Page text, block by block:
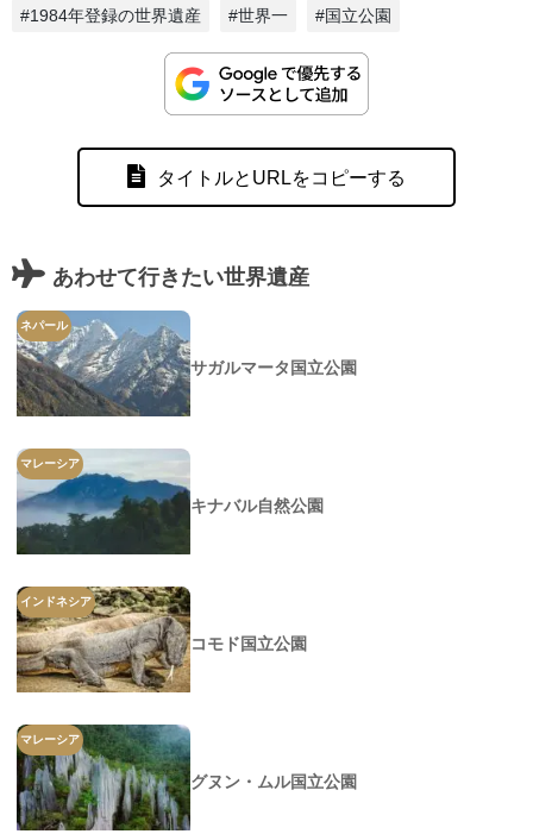
#1984年登録の世界遺産 #世界一 #国立公園
タイトルとURLをコピーする
あわせて行きたい世界遺産
ネパール
サガルマータ国立公園
マレーシア
キナバル自然公園
インドネシア
コモド国立公園
マレーシア
グヌン・ムル国立公園